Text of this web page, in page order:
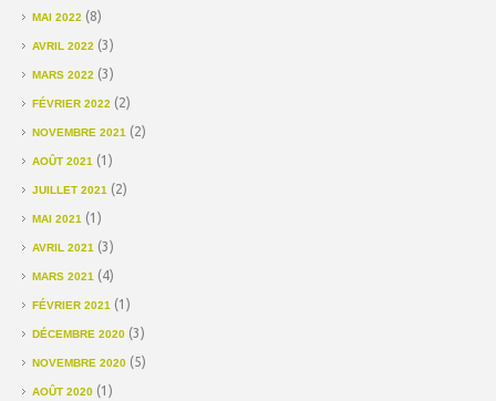
MAI 2022 (8)
AVRIL 2022 (3)
MARS 2022 (3)
FÉVRIER 2022 (2)
NOVEMBRE 2021 (2)
AOÛT 2021 (1)
JUILLET 2021 (2)
MAI 2021 (1)
AVRIL 2021 (3)
MARS 2021 (4)
FÉVRIER 2021 (1)
DÉCEMBRE 2020 (3)
NOVEMBRE 2020 (5)
AOÛT 2020 (1)